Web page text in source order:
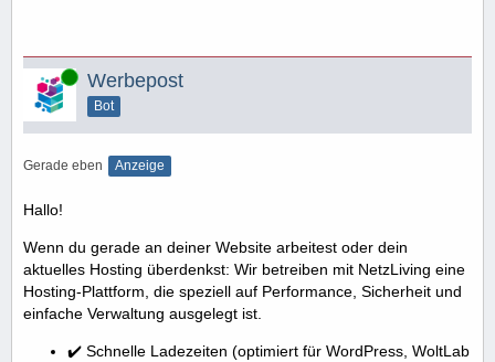
Online Werbepost
Bot
Gerade eben Anzeige
Hallo!
Wenn du gerade an deiner Website arbeitest oder dein
aktuelles Hosting überdenkst: Wir betreiben mit NetzLiving eine
Hosting-Plattform, die speziell auf Performance, Sicherheit und
einfache Verwaltung ausgelegt ist.
✔️ Schnelle Ladezeiten (optimiert für WordPress, WoltLab